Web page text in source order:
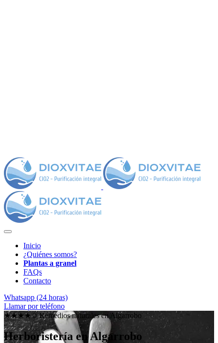
Inicio
¿Quiénes somos?
Plantas a granel
FAQs
Contacto
Whatsapp (24 horas)
Llamar por teléfono
★★★★✩ Remedios naturales en Algarrobo
Herboristería en Algarrobo